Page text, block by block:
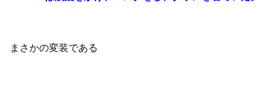
まさかの変装である